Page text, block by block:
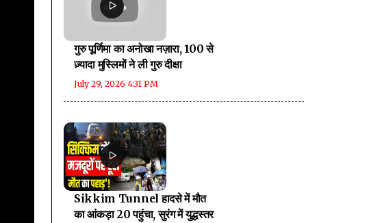
गुरु पूर्णिमा का अनोखा नज़ारा, 100 से
ज़्यादा मुस्लिमों ने ली गुरु दीक्षा
July 29, 2026 4:31 PM
Sikkim Tunnel हादसे में मौत
का आंकड़ा 20 पहुंचा, सुरंग में युद्धस्तर